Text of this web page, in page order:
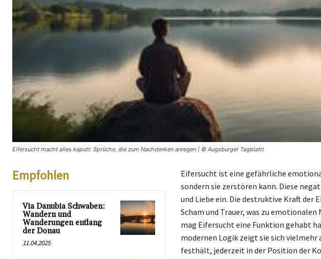
Eifersucht macht alles kaputt: Sprüche, die zum Nachdenken anregen | © Augsburger Tagblatt)
Empfohlen
Via Danubia Schwaben:
Wandern und
Wanderungen entlang
der Donau
11.04.2025
Eifersucht ist eine gefährliche
sondern sie zerstören kann. Diese
und Liebe ein. Die destruktive Kraft
Scham und Trauer, was zu
mag Eifersucht eine Funktion gehabt
modernen Logik zeigt sie sich vielmehr
festhält, jederzeit in der Position der